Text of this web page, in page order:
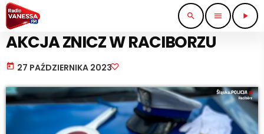
search menu play_arrow
KOMUNIKACJA I TRANSPORT
AKCJA ZNICZ W RACIBORZU
today 27 PAŹDZIERNIKA 2023